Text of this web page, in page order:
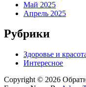
Май 2025
Апрель 2025
Рубрики
Здоровье и
Интересное
Copyright © 2026